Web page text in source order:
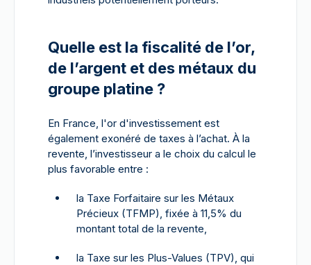
Quelle est la fiscalité de l’or,
de l’argent et des métaux du
groupe platine ?
En France, l'or d'investissement est
également exonéré de taxes à l’achat. À la
revente, l’investisseur a le choix du calcul le
plus favorable entre :
la Taxe Forfaitaire sur les Métaux
Précieux (TFMP), fixée à 11,5% du
montant total de la revente,
la Taxe sur les Plus-Values (TPV), qui